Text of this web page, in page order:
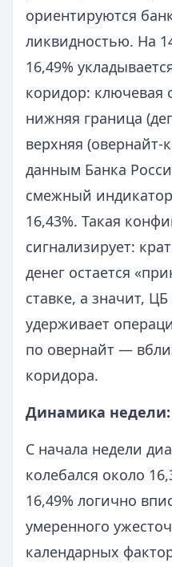
ориентируются
ликвидностью. На
16,49%
коридор: ключевая
нижняя граница
верхняя
данным Банка
смежный индикатор
16,43%. Такая
сигнализирует:
денег остается
ставке, а значит,
удерживает
по овернайт —
коридора.
Динамика
С начала недели
колебался около
16,49% логично
умеренного
календарных